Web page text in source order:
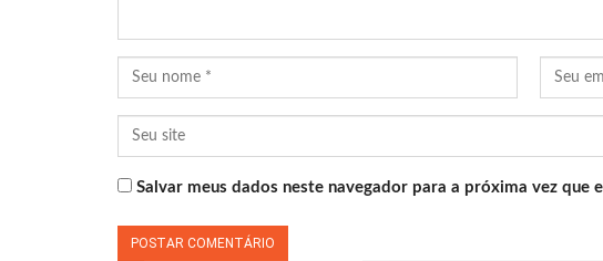
Salvar meus dados neste navegador para a próxima vez que